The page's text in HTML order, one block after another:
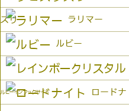
ズリ ラリマー
ルビー
ルビーインフックサイト ロードナ